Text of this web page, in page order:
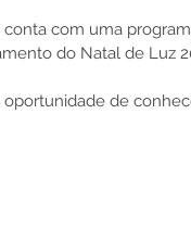
com uma
do Natal de Luz
oportunidade de